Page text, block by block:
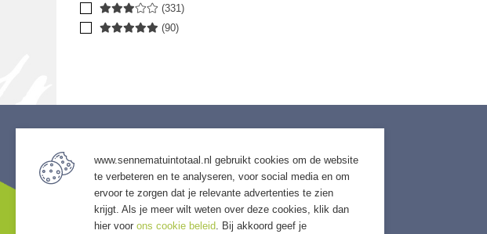
(331)
(90)
Service
• Algemene voorwaarden
• Klantenservice
• Privacyverklaring
Assortiment
• Bestrating
• Grind & Split
www.sennematuintotaal.nl gebruikt cookies om de website
te verbeteren en te analyseren, voor social media en om
ervoor te zorgen dat je relevante advertenties te zien
krijgt. Als je meer wilt weten over deze cookies, klik dan
hier voor ons cookie beleid. Bij akkoord geef je